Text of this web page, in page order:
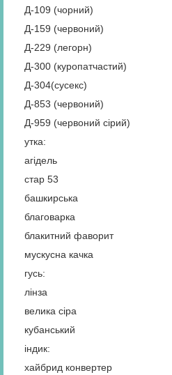
Д-109 (чорний)
Д-159 (червоний)
Д-229 (легорн)
Д-300 (куропатчастий)
Д-304(сусекс)
Д-853 (червоний)
Д-959 (червоний сірий)
утка:
агідель
стар 53
башкирська
благоварка
блакитний фаворит
мускусна качка
гусь:
лінза
велика сіра
кубанський
індик:
хайбрид конвертер